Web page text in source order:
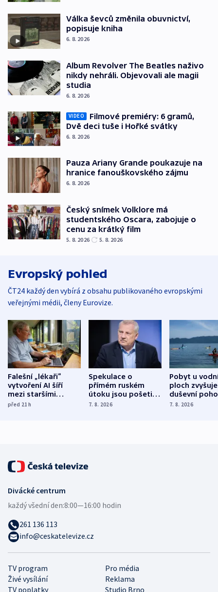
Válka ševců změnila obuvnictví,
popisuje kniha
6. 8. 2026
Album Revolver The Beatles naživo
nikdy nehráli. Objevovali ale magii
studia
6. 8. 2026
VIDEO
Filmové premiéry: 6 gramů,
Dvě deci tuše i Hořké svátky
6. 8. 2026
Pauza Ariany Grande poukazuje na
hranice fanouškovského zájmu
6. 8. 2026
Český snímek Volklore má
studentského Oscara, zabojuje o
cenu za krátký film
5. 8. 2026 5. 8. 2026
Evropský pohled
ČT24 každý den vybírá z obsahu publikovaného evropskými
veřejnými médii, členy Eurovize.
Falešní „lékaři“
vytvoření AI šíří
mezi staršími
Poláky nebezpečné
před 21h
Spekulace o
přímém ruském
útoku jsou pošetilé,
míní estonský
7. 8. 2026
Pobyt u
ploch zvyšuje
duševní
ukázala
7. 8. 2026
TV program
Pro média
Živé vysílání
Reklama
TV poplatky
Studio Brno
Divácké centrum
každý všední den:8:00—16:00 hodin
261 136 113
info@ceskatelevize.cz